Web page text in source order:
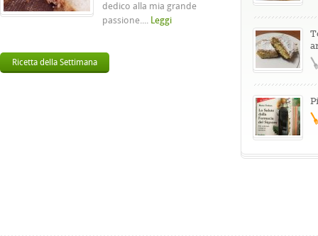
dedico alla mia grande
passione.... Leggi
Ricetta della Settimana